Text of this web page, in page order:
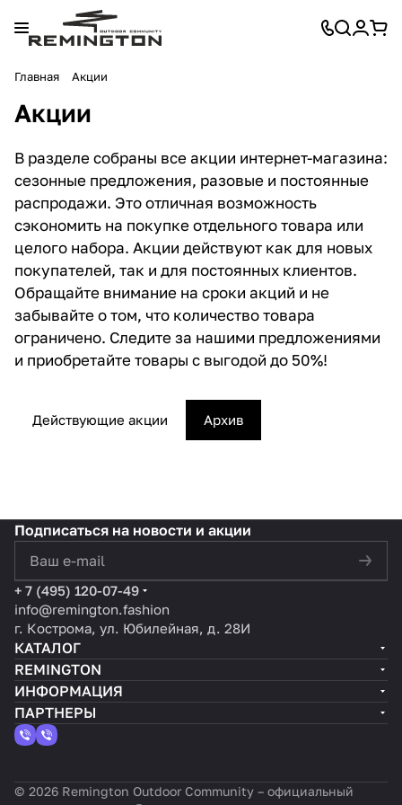
Главная Акции
Акции
В разделе собраны все акции интернет-магазина:
сезонные предложения, разовые и постоянные
распродажи. Это отличная возможность
сэкономить на покупке отдельного товара или
целого набора. Акции действуют как для новых
покупателей, так и для постоянных клиентов.
Обращайте внимание на сроки акций и не
забывайте о том, что количество товара
ограничено. Следите за нашими предложениями
и приобретайте товары с выгодой до 50%!
Действующие акции Архив
Весеннее обновление: выгода до 55%
С 14 ноября по 24 декабря 2025
[не]Тайный Санта
Скидка 30% на выделенный
Подписаться на новости и акции
+ 7 (495) 120-07-49
info@remington.fashion
г. Кострома, ул. Юбилейная, д. 28И
КАТАЛОГ
REMINGTON
ИНФОРМАЦИЯ
ПАРТНЕРЫ
© 2026 Remington Outdoor Community – официальный